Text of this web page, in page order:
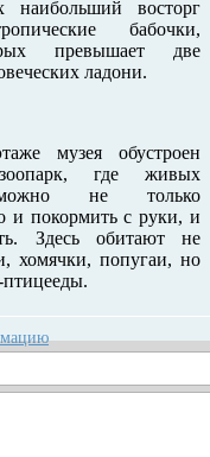
наибольший восторг
бабочки,
превышает две
ладони.
музея обустроен
где живых
не только
и покормить с руки, и
Здесь обитают не
хомячки, попугаи, но